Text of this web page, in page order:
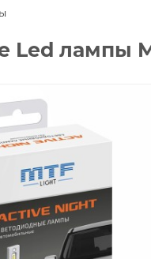
Led лампы